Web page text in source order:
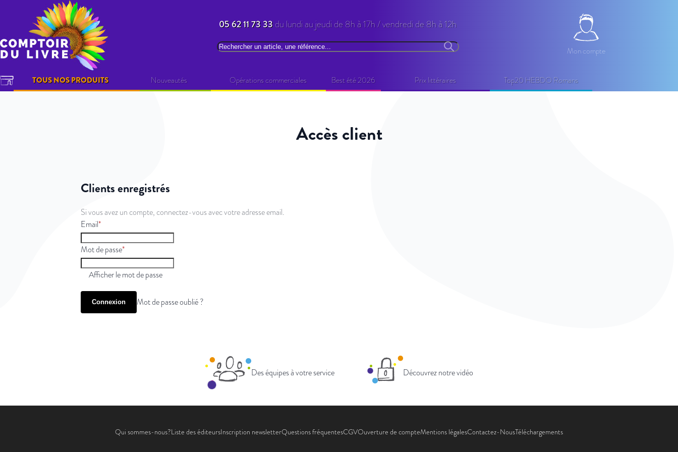
Allez au contenu
05 62 11 73 33 du lundi au jeudi de 8h à 17h / vendredi de 8h à 12h
Rechercher
Rechercher
Mon compte
Mon compte
TOUS NOS PRODUITS Nouveautés Opérations commerciales Best été 2026 Prix littéraires Top20 HEBDO Romans
Accès client
Clients enregistrés
Si vous avez un compte, connectez-vous avec votre adresse email.
Email
Mot de passe
Afficher le mot de passe
Connexion Mot de passe oublié ?
Des équipes à votre service Découvrez notre vidéo
Qui sommes-nous?Liste des éditeursInscription newsletterQuestions fréquentesCGVOuverture de compteMentions légalesContactez-NousTéléchargements